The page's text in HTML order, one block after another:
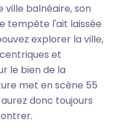
ville balnéaire, son
tempête l'ait laissée
explorer la ville,
et
le bien de la
met en scène 55
donc toujours